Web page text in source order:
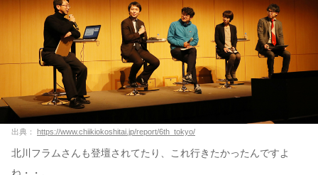
出典： https://www.chiikiokoshitai.jp/report/6th_tokyo/
北川フラムさんも登壇されてたり、これ行きたかったんですよ
ね・・。